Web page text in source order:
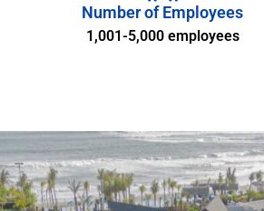
Number of Employees
1,001-5,000 employees